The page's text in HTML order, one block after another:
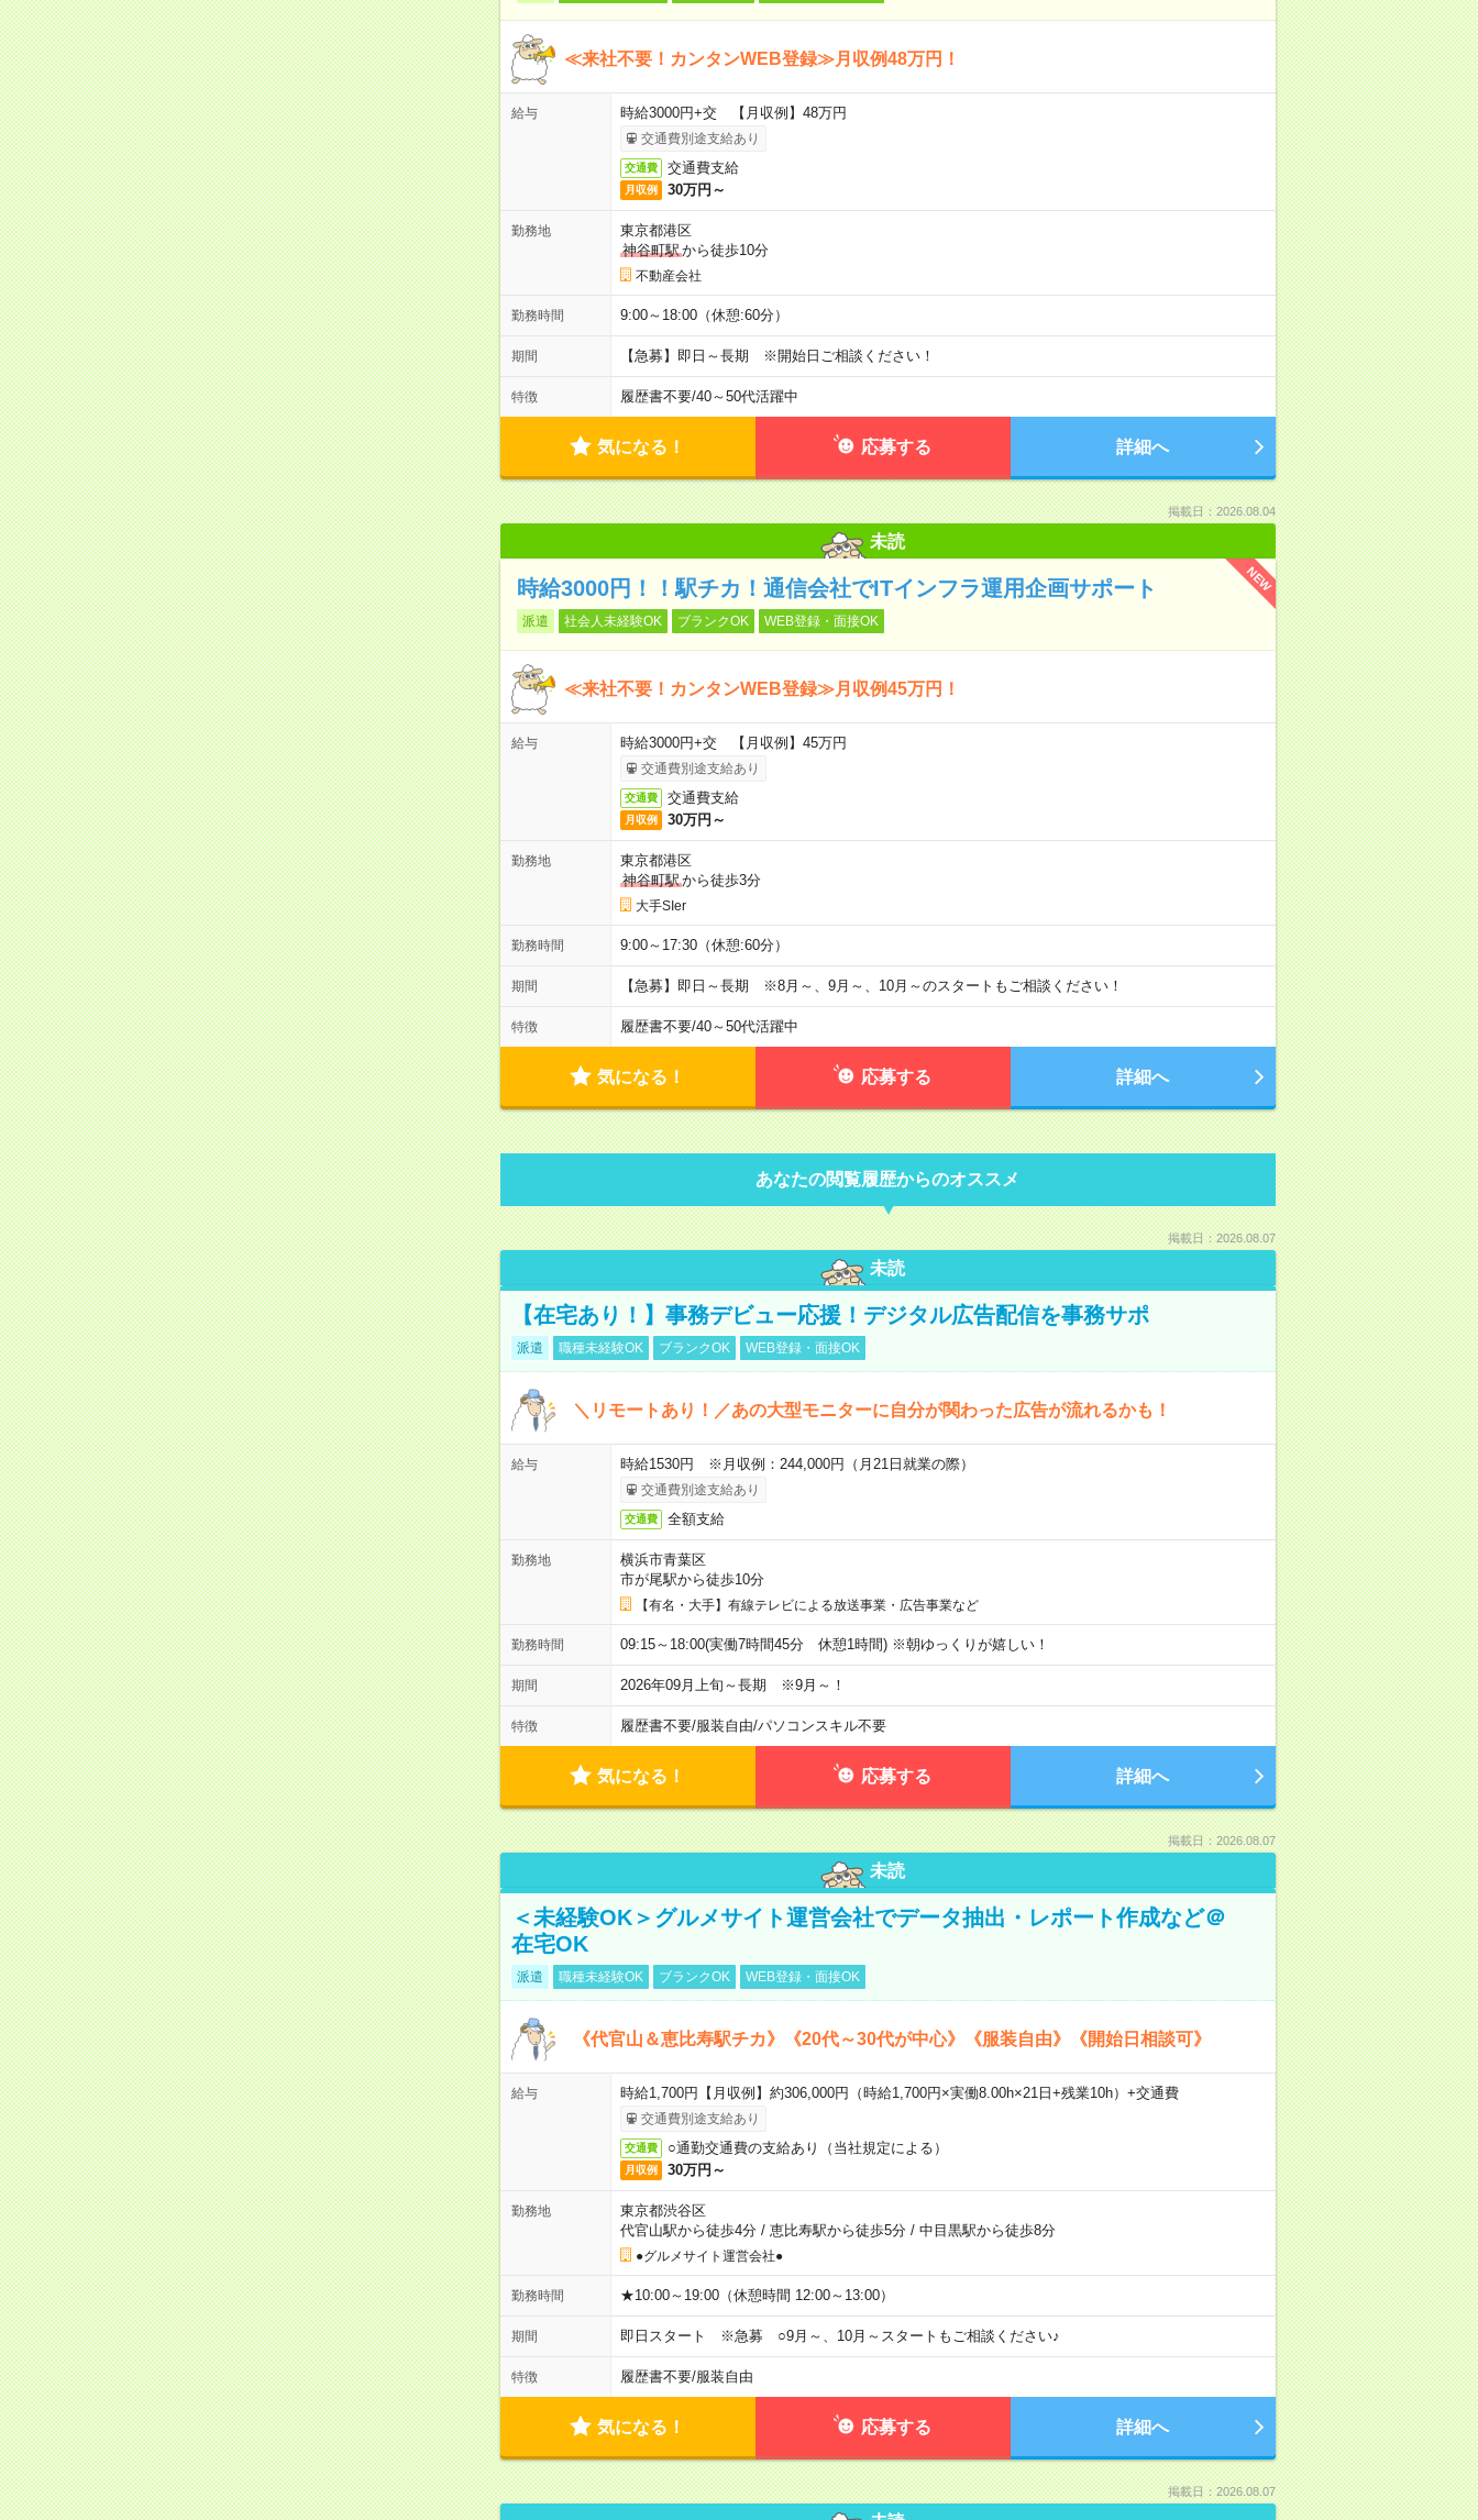
≪来社不要！カンタンWEB登録≫月収例48万円！
給与 時給3000円+交 【月収例】48万円
交通費別途支給あり
交通費 交通費支給
月収例 30万円～
勤務地
東京都港区
神谷町駅から徒歩10分
不動産会社
勤務時間 9:00～18:00（休憩:60分）
期間 【急募】即日～長期 ※開始日ご相談ください！
特徴 履歴書不要/40～50代活躍中
気になる！ 応募する 詳細へ
掲載日：2026.08.04
未読
NEW
時給3000円！！駅チカ！通信会社でITインフラ運用企画サポート
派遣 社会人未経験OK ブランクOK WEB登録・面接OK
≪来社不要！カンタンWEB登録≫月収例45万円！
給与 時給3000円+交 【月収例】45万円
交通費別途支給あり
交通費 交通費支給
月収例 30万円～
勤務地
東京都港区
神谷町駅から徒歩3分
大手SIer
勤務時間 9:00～17:30（休憩:60分）
期間 【急募】即日～長期 ※8月～、9月～、10月～のスタートもご相談ください！
特徴 履歴書不要/40～50代活躍中
気になる！ 応募する 詳細へ
あなたの閲覧履歴からのオススメ
掲載日：2026.08.07
未読
【在宅あり！】事務デビュー応援！デジタル広告配信を事務サポ
派遣 職種未経験OK ブランクOK WEB登録・面接OK
＼リモートあり！／あの大型モニターに自分が関わった広告が流れるかも！
給与 時給1530円 ※月収例：244,000円（月21日就業の際）
交通費別途支給あり
交通費 全額支給
勤務地
横浜市青葉区
市が尾駅から徒歩10分
【有名・大手】有線テレビによる放送事業・広告事業など
勤務時間 09:15～18:00(実働7時間45分 休憩1時間) ※朝ゆっくりが嬉しい！
期間 2026年09月上旬～長期 ※9月～！
特徴 履歴書不要/服装自由/パソコンスキル不要
気になる！ 応募する 詳細へ
掲載日：2026.08.07
未読
＜未経験OK＞グルメサイト運営会社でデータ抽出・レポート作成など＠
在宅OK
派遣 職種未経験OK ブランクOK WEB登録・面接OK
《代官山＆恵比寿駅チカ》《20代～30代が中心》《服装自由》《開始日相談可》
給与 時給1,700円【月収例】約306,000円（時給1,700円×実働8.00h×21日+残業10h）+交通費
交通費別途支給あり
交通費 ○通勤交通費の支給あり（当社規定による）
月収例 30万円～
勤務地
東京都渋谷区
代官山駅から徒歩4分/ 恵比寿駅から徒歩5分/ 中目黒駅から徒歩8分
●グルメサイト運営会社●
勤務時間 ★10:00～19:00（休憩時間 12:00～13:00）
期間 即日スタート ※急募 ○9月～、10月～スタートもご相談ください♪
特徴 履歴書不要/服装自由
気になる！ 応募する 詳細へ
掲載日：2026.08.07